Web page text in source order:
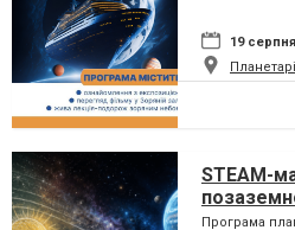
19
STEAM-
Програма